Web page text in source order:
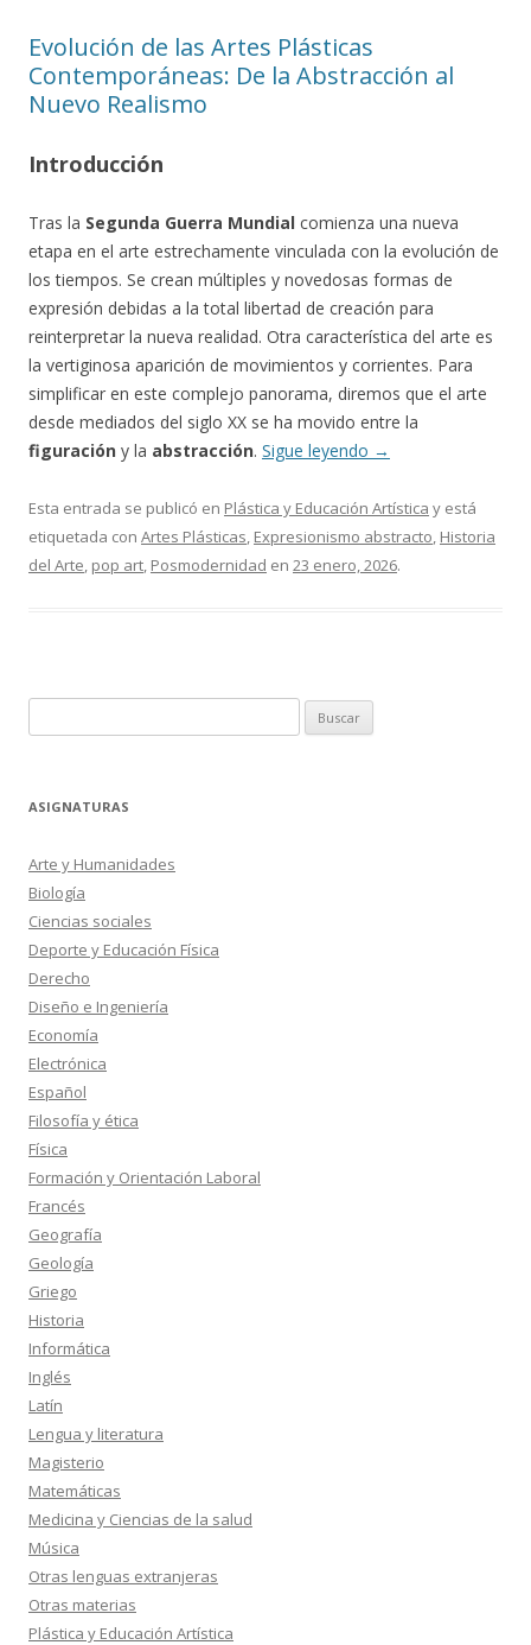
Evolución de las Artes Plásticas
Contemporáneas: De la Abstracción al
Nuevo Realismo
Introducción
Tras la Segunda Guerra Mundial comienza una nueva
etapa en el arte estrechamente vinculada con la evolución de
los tiempos. Se crean múltiples y novedosas formas de
expresión debidas a la total libertad de creación para
reinterpretar la nueva realidad. Otra característica del arte es
la vertiginosa aparición de movimientos y corrientes. Para
simplificar en este complejo panorama, diremos que el arte
desde mediados del siglo XX se ha movido entre la
figuración y la abstracción. Sigue leyendo →
Esta entrada se publicó en Plástica y Educación Artística y está
etiquetada con Artes Plásticas, Expresionismo abstracto, Historia
del Arte, pop art, Posmodernidad en 23 enero, 2026.
ASIGNATURAS
Arte y Humanidades
Biología
Ciencias sociales
Deporte y Educación Física
Derecho
Diseño e Ingeniería
Economía
Electrónica
Español
Filosofía y ética
Física
Formación y Orientación Laboral
Francés
Geografía
Geología
Griego
Historia
Informática
Inglés
Latín
Lengua y literatura
Magisterio
Matemáticas
Medicina y Ciencias de la salud
Música
Otras lenguas extranjeras
Otras materias
Plástica y Educación Artística